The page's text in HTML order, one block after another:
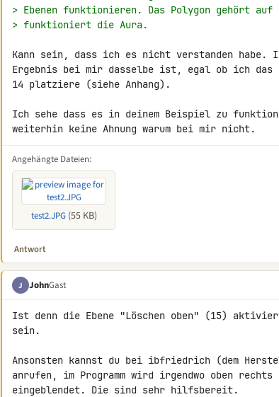
> Ebenen funktionieren. Das Polygon gehört
> funktioniert die Aura.
Kann sein, dass ich es nicht verstanden habe.
Ergebnis bei mir dasselbe ist, egal ob ich das
14 platziere (siehe Anhang).
Ich sehe dass es in deinem Beispiel zu
weiterhin keine Ahnung warum bei mir nicht.
Angehängte Dateien:
test2.JPG(55 KB)
Antwort
J JohnGast
Ist denn die Ebene "Löschen oben" (15)
sein.
Ansonsten kannst du bei ibfriedrich (dem
anrufen, im Programm wird irgendwo oben
eingeblendet. Die sind sehr hilfsbereit.